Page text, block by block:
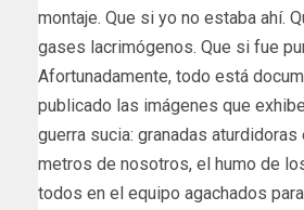
montaje. Que si yo no estaba ahí.
gases lacrimógenos. Que si fue
Afortunadamente, todo está
publicado las imágenes que
guerra sucia: granadas
metros de nosotros, el humo de
todos en el equipo agachados